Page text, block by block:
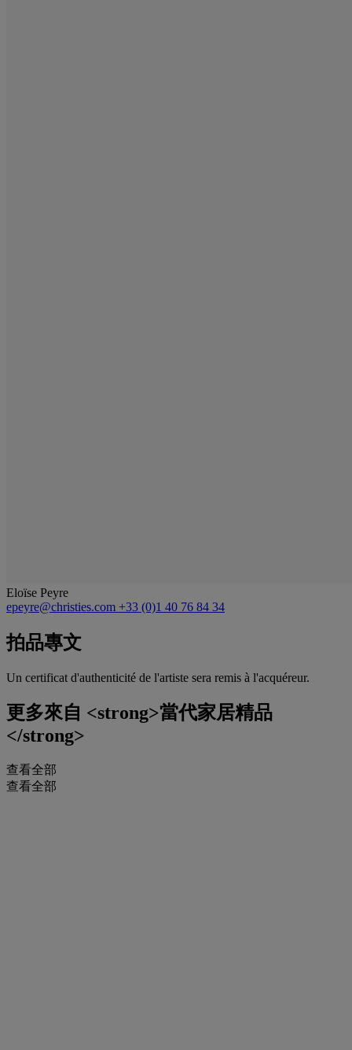
Eloïse Peyre
epeyre@christies.com +33 (0)1 40 76 84 34
拍品專文
Un certificat d'authenticité de l'artiste sera remis à l'acquéreur.
更多來自 <strong>當代家居精品
</strong>
查看全部
查看全部